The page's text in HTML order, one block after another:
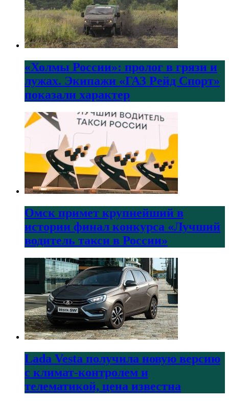
«Холмы России»: пролог в грязи и
лужах. Экипажи «ГАЗ Рейд Спорт»
показали характер
Омск примет крупнейший в
истории финал конкурса «Лучший
водитель такси в России»
Lada Vesta получила новую версию
с климат-контролем и
телематикой, цена известна